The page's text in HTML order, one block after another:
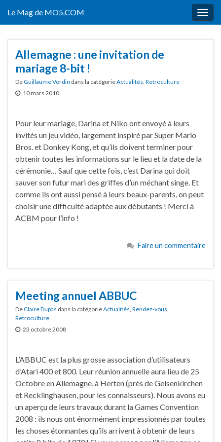
Le Mag de MO5.COM
Allemagne : une invitation de
mariage 8-bit !
DeGuillaume Verdin dans la catégorieActualités, Retroculture
10 mars 2010
Pour leur mariage, Darina et Niko ont envoyé à leurs
invités un jeu vidéo, largement inspiré par Super Mario
Bros. et Donkey Kong, et qu’ils doivent terminer pour
obtenir toutes les informations sur le lieu et la date de la
cérémonie… Sauf que cette fois, c’est Darina qui doit
sauver son futur mari des griffes d’un méchant singe. Et
comme ils ont aussi pensé à leurs beaux-parents, on peut
choisir une difficulté adaptée aux débutants ! Merci à
ACBM pour l’info !
Faire un commentaire
Meeting annuel ABBUC
DeClaire Dupas dans la catégorieActualités Rendez-vous
Retroculture
23 octobre 2008
L’ABBUC est la plus grosse association d’utilisateurs
d’Atari 400 et 800. Leur réunion annuelle aura lieu de 25
Octobre en Allemagne, à Herten (près de Gelsenkirchen
et Recklinghausen, pour les connaisseurs). Nous avons eu
un aperçu de leurs travaux durant la Games Convention
2008 : ils nous ont énormément impressionnés par toutes
les choses étonnantes qu’ils arrivent à obtenir de leurs